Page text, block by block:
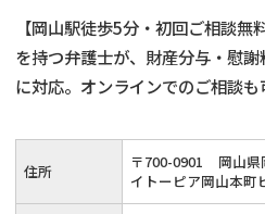
【岡山駅徒歩5分・初回ご相談
を持つ弁護士が、財産分与・慰
に対応。オンラインでのご相談
相談も可能です。話合いで解決
任せください。
住所 〒700-0901
岡山
イトーピア岡山本町